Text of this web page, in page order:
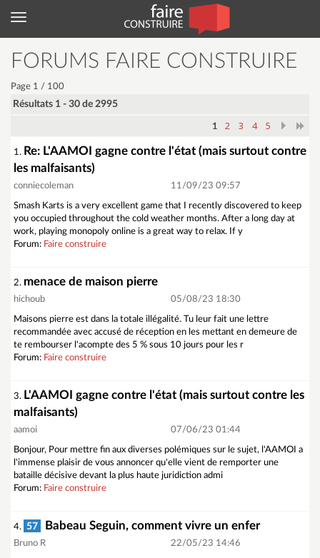
Menu
FORUMS FAIRE CONSTRUIRE
Page 1 / 100
Résultats 1 - 30 de 2995
1 2 3 4 5
1. Re: L'AAMOI gagne contre l'état (mais surtout contre
les malfaisants)
conniecoleman 11/09/23 09:57
Smash Karts is a very excellent game that I recently discovered to keep
you occupied throughout the cold weather months. After a long day at
work, playing monopoly online is a great way to relax. If y
Forum: Faire construire
2. menace de maison pierre
hichoub 05/08/23 18:30
Maisons pierre est dans la totale illégalité. Tu leur fait une lettre
recommandée avec accusé de réception en les mettant en demeure de
te rembourser l'acompte des 5 % sous 10 jours pour les r
Forum: Faire construire
3. L'AAMOI gagne contre l'état (mais surtout contre les
malfaisants)
aamoi 07/06/23 01:44
Bonjour, Pour mettre fin aux diverses polémiques sur le sujet, l'AAMOI a
l'immense plaisir de vous annoncer qu'elle vient de remporter une
bataille décisive devant la plus haute juridiction admi
Forum: Faire construire
4. 57 Babeau Seguin, comment vivre un enfer
Bruno R 22/05/23 14:46